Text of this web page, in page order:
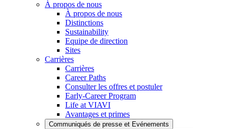
À propos de nous
À propos de nous
Distinctions
Sustainability
Equipe de direction
Sites
Carrières
Carrières
Career Paths
Consulter les offres et postuler
Early-Career Program
Life at VIAVI
Avantages et primes
Communiqués de presse et Evénements